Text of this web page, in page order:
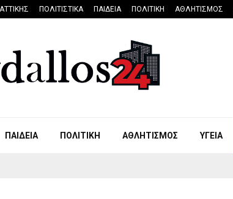
ΠΟΛΙΤΙΣΤΙΚΑ ΠΑΙΔΕΙΑ ΠΟΛΙΤΙΚΗ ΑΘΛΗΤΙΣΜΟΣ
ΠΑΙΔΕΙΑ ΠΟΛΙΤΙΚΗ ΑΘΛΗΤΙΣΜΟΣ ΥΓΕΙΑ